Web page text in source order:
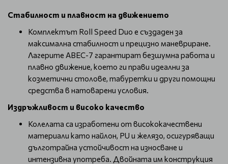
Стабилност и плавност на движението
Комплектът Roll Speed Duo е създаден за
максимална стабилност и прецизно маневриране.
Лагерите ABEC-7 гарантират безшумна работа и
плавно движение, което ги прави идеални за
козметични столове, табуретки и други помощни
средства в натоварени условия.
Издръжливост и високо качество
Колелата са изработени от висококачествени
материали като найлон, PU и желязо, осигуряващи
дълготрайна устойчивост на износване и
интензивна употреба. Двойната им конструкция